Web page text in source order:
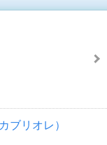
ブリオレ）